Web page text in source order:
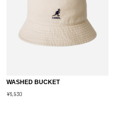
WASHED BUCKET
¥6,930